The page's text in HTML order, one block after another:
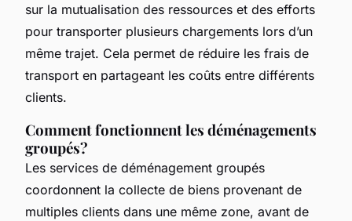
sur la mutualisation des ressources et des efforts
pour transporter plusieurs chargements lors d’un
même trajet. Cela permet de réduire les frais de
transport en partageant les coûts entre différents
clients.
Comment fonctionnent les déménagements
groupés?
Les services de déménagement groupés
coordonnent la collecte de biens provenant de
multiples clients dans une même zone, avant de